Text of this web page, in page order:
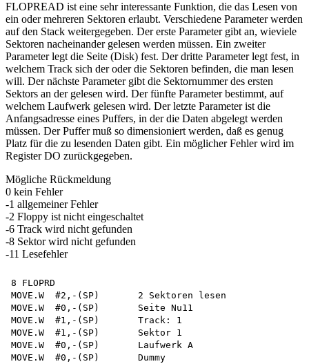
FLOPREAD ist eine sehr interessante Funktion, die das Lesen von
ein oder mehreren Sektoren erlaubt. Verschiedene Parameter werden
auf den Stack weitergegeben. Der erste Parameter gibt an, wieviele
Sektoren nacheinander gelesen werden müssen. Ein zweiter
Parameter legt die Seite (Disk) fest. Der dritte Parameter legt fest, in
welchem Track sich der oder die Sektoren befinden, die man lesen
will. Der nächste Parameter gibt die Sektornummer des ersten
Sektors an der gelesen wird. Der fünfte Parameter bestimmt, auf
welchem Laufwerk gelesen wird. Der letzte Parameter ist die
Anfangsadresse eines Puffers, in der die Daten abgelegt werden
müssen. Der Puffer muß so dimensioniert werden, daß es genug
Platz für die zu lesenden Daten gibt. Ein möglicher Fehler wird im
Register DO zurückgegeben.
Mögliche Rückmeldung
0 kein Fehler
-1 allgemeiner Fehler
-2 Floppy ist nicht eingeschaltet
-6 Track wird nicht gefunden
-8 Sektor wird nicht gefunden
-11 Lesefehler
8 FLOPRD
MOVE.W  #2,-(SP)       2 Sektoren lesen
MOVE.W  #0,-(SP)       Seite Nu11
MOVE.W  #1,-(SP)       Track: 1
MOVE.W  #1,-(SP)       Sektor 1
MOVE.W  #0,-(SP)       Laufwerk A
MOVE.W  #0,-(SP)       Dummy